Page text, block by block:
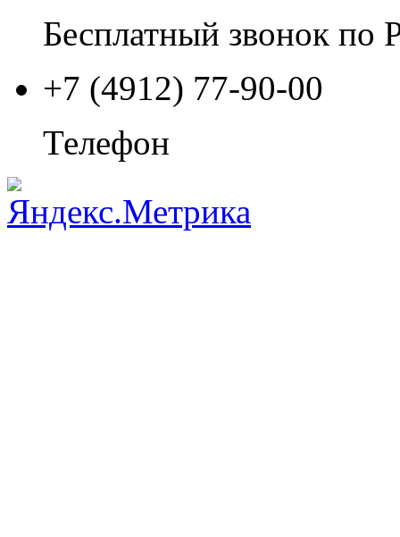
Бесплатный звонок по
+7 (4912) 77-90-00
Телефон